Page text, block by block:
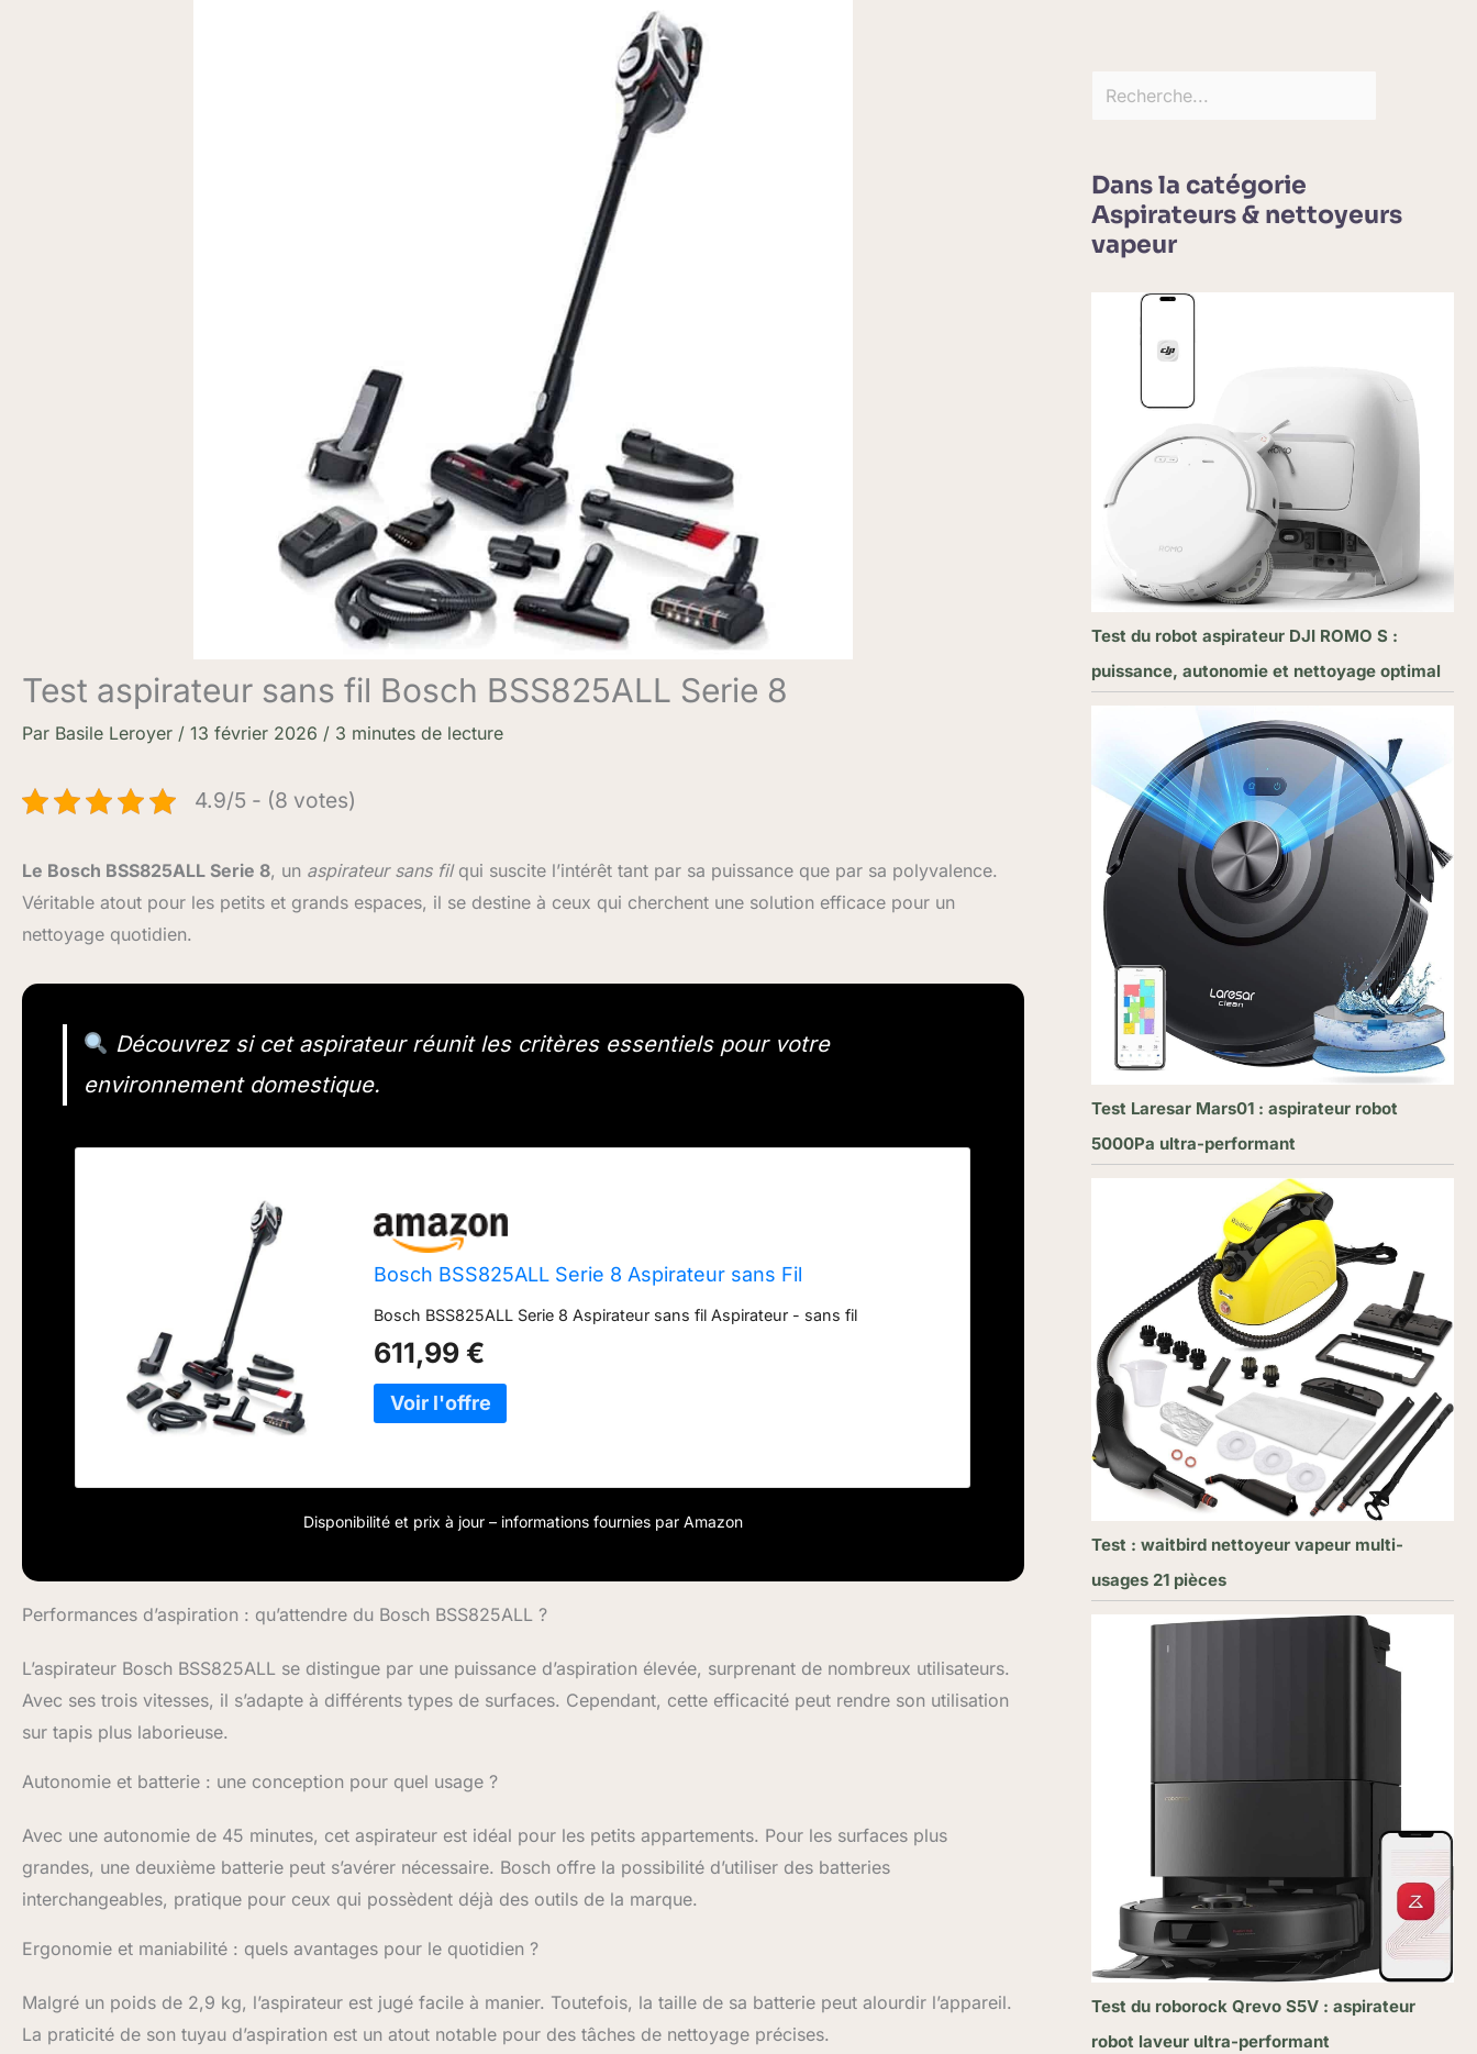
Test aspirateur sans fil Bosch BSS825ALL Serie 8
Par Basile Leroyer / 13 février 2026 / 3 minutes de lecture
4.9/5 - (8 votes)
Le Bosch BSS825ALL Serie 8, un aspirateur sans filqui suscite l’intérêt tant par sa puissance que par sa polyvalence.
Véritable atout pour les petits et grands espaces, il se destine à ceux qui cherchent une solution efficace pour un
nettoyage quotidien.
Découvrez si cet aspirateur réunit les critères essentiels pour votre
environnement domestique.
Bosch BSS825ALL Serie 8 Aspirateur sans Fil
Bosch BSS825ALL Serie 8 Aspirateur sans fil Aspirateur - sans fil
611,99 €
Disponibilité et prix à jour – informations fournies par Amazon
Performances d’aspiration : qu’attendre du Bosch BSS825ALL ?
L’aspirateur Bosch BSS825ALL se distingue par une puissance d’aspiration élevée, surprenant de nombreux utilisateurs.
Avec ses trois vitesses, il s’adapte à différents types de surfaces. Cependant, cette efficacité peut rendre son utilisation
sur tapis plus laborieuse.
Autonomie et batterie : une conception pour quel usage ?
Avec une autonomie de 45 minutes, cet aspirateur est idéal pour les petits appartements. Pour les surfaces plus
grandes, une deuxième batterie peut s’avérer nécessaire. Bosch offre la possibilité d’utiliser des batteries
interchangeables, pratique pour ceux qui possèdent déjà des outils de la marque.
Ergonomie et maniabilité : quels avantages pour le quotidien ?
Malgré un poids de 2,9 kg, l’aspirateur est jugé facile à manier. Toutefois, la taille de sa batterie peut alourdir l’appareil.
La praticité de son tuyau d’aspiration est un atout notable pour des tâches de nettoyage précises.
Dans la catégorie
Aspirateurs & nettoyeurs
vapeur
Test du robot aspirateur DJI ROMO S :
puissance, autonomie et nettoyage optimal
Test Laresar Mars01 : aspirateur robot
5000Pa ultra-performant
Test : waitbird nettoyeur vapeur multi-
usages 21 pièces
Test du roborock Qrevo S5V : aspirateur
robot laveur ultra-performant